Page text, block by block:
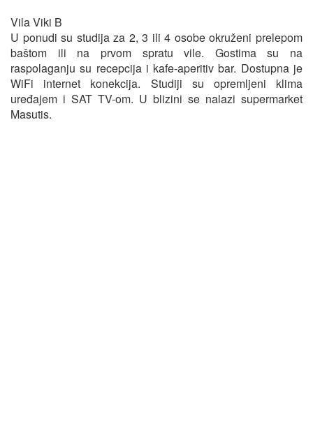
Vila Viki B
U ponudi su studija za 2, 3 ili 4 osobe okruženi prelepom
baštom ili na prvom spratu vile. Gostima su na
raspolaganju su recepcija i kafe-aperitiv bar. Dostupna je
WiFi internet konekcija. Studiji su opremljeni klima
uređajem i SAT TV-om. U blizini se nalazi supermarket
Masutis.